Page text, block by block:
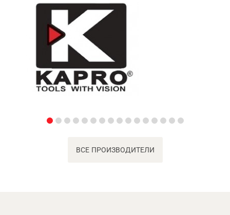
ВСЕ ПРОИЗВОДИТЕЛИ